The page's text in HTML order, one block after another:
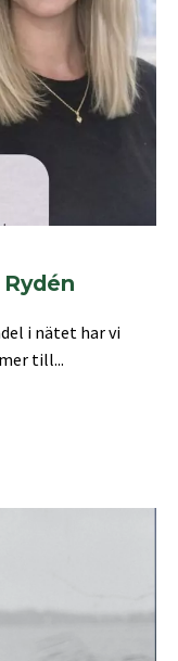
i nätet har vi
till...